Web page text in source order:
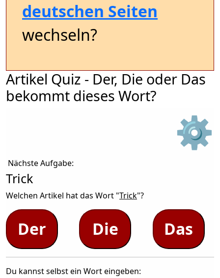
deutschen Seiten
wechseln?
Artikel Quiz - Der, Die oder Das
bekommt dieses Wort?
⚙
Nächste Aufgabe:
Trick
Welchen Artikel hat das Wort "Trick"?
Der Die Das
Du kannst selbst ein Wort eingeben: